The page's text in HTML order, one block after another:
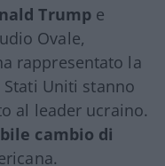
Trumpe
Ovale,
rappresentato la
Uniti stanno
al leader ucraino.
cambio di